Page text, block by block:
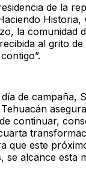
de la
Historia,
la comunidad
al grito de
de campaña,
continuar,
que este
se alcance esta